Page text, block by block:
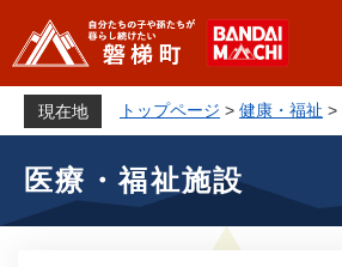
ジ
メニューを飛ばして本
現在地 トップページ > 健康・福祉 >
医療・福祉施設